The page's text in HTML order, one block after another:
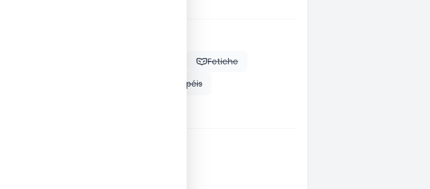
Fetiche
Inversão de papéis